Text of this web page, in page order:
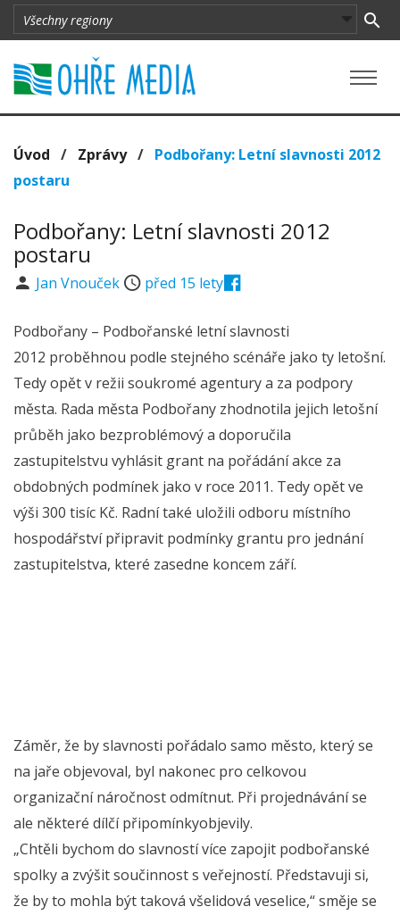
Úvod / Zprávy/ Podbořany: Letní slavnosti 2012
postaru
Podbořany: Letní slavnosti 2012
postaru
Jan Vnouček před 15 lety
Podbořany – Podbořanské letní slavnosti
2012 proběhnou podle stejného scénáře jako ty letošní.
Tedy opět v režii soukromé agentury a za podpory
města. Rada města Podbořany zhodnotila jejich letošní
průběh jako bezproblémový a doporučila
zastupitelstvu vyhlásit grant na pořádání akce za
obdobných podmínek jako v roce 2011. Tedy opět ve
výši 300 tisíc Kč. Radní také uložili odboru místního
hospodářství připravit podmínky grantu pro jednání
zastupitelstva, které zasedne koncem září.
Záměr, že by slavnosti pořádalo samo město, který se
na jaře objevoval, byl nakonec pro celkovou
organizační náročnost odmítnut. Při projednávání se
ale některé dílčí připomínkyobjevily.
„Chtěli bychom do slavností více zapojit podbořanské
spolky a zvýšit součinnost s veřejností. Představuji si,
že by to mohla být taková všelidová veselice,“ směje se